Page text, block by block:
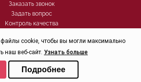
Заказать звонок
Задать вопрос
Контроль качества
СТОМА™ - Стоматология в Санкт-
взрослых
файлы cookie, чтобы вы могли максимально
наш веб-сайт. Узнать больше
cookie
Подробнее